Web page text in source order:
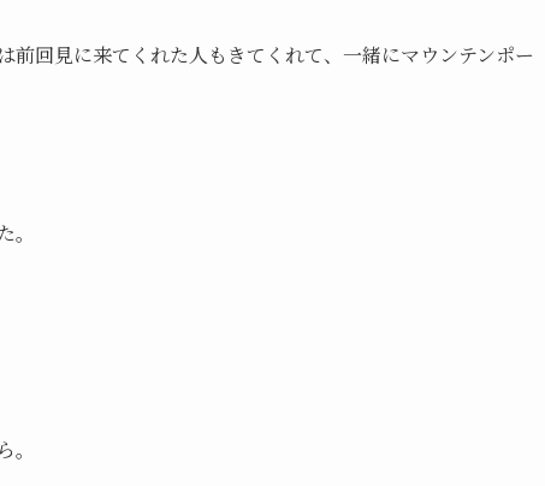
回見に来てくれた人もきてくれて、一緒にマウンテンポー